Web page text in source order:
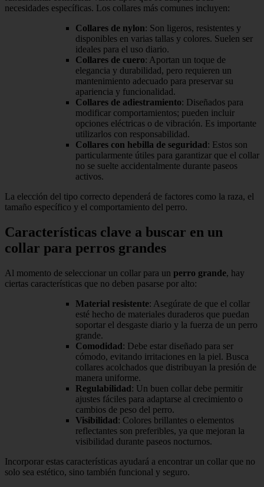
necesidades específicas. Los collares más comunes incluyen:
Collares de nylon: Son ligeros, resistentes y
disponibles en varias tallas y colores. Suelen ser
ideales para el uso diario.
Collares de cuero: Aportan un toque de
elegancia y durabilidad, pero requieren un
mantenimiento adecuado para preservar su
apariencia y funcionalidad.
Collares de adiestramiento: Diseñados para
modificar comportamientos; pueden incluir
opciones eléctricas o de vibración. Es importante
utilizarlos con responsabilidad.
Collares con hebilla de seguridad: Estos son
particularmente útiles para garantizar que el collar
no se suelte accidentalmente durante paseos
activos.
La elección del tipo correcto dependerá de factores como la raza, el
tamaño específico y el comportamiento del perro.
Características clave a buscar en un
collar para perros grandes
Al momento de seleccionar un collar para un perro grande, hay
ciertas características que no deben pasarse por alto:
Material resistente: Asegúrate de que el collar
esté hecho de materiales duraderos que puedan
soportar el desgaste diario y la fuerza de un perro
grande.
Comodidad: Debe estar diseñado para ser
cómodo, evitando irritaciones en la piel. Busca
collares acolchados que distribuyan la presión de
manera uniforme.
Regulabilidad: Un buen collar debe permitir
ajustes fáciles para adaptarse al crecimiento o
cambios de peso del perro.
Visibilidad: Colores brillantes o elementos
reflectantes son preferibles, ya que mejoran la
visibilidad durante paseos nocturnos.
Incorporar estas características ayudará a encontrar un collar que no
solo sea estético, sino también funcional y seguro.